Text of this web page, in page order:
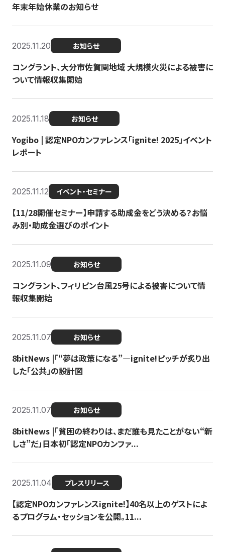
年末年始休業のお知らせ
2025.11.20 お知らせ
コングラント、大分市佐賀関地域 大規模火災による被害に
ついて情報収集開始
2025.11.18 お知らせ
Yogibo | 認定NPOカンファレンス「ignite! 2025」イベント
レポート
2025.11.12 イベント・セミナー
【11/28開催セミナー】申請する助成金をどう決める？お悩
み別・助成金選びのポイント
2025.11.09 お知らせ
コングラント、フィリピン台風25号による被害について情
報収集開始
2025.11.07 お知らせ
8bitNews |「“夢は政策になる”—ignite!ピッチが炙り出
した「公共」の設計図
2025.11.07 お知らせ
8bitNews |「貧困の終わりは、まだ誰も見たことがない“新
しさ”だ」日本初「認定NPOカンファ...
2025.11.04 プレスリリース
【認定NPOカンファレンスignite!】40名以上のゲストによ
るプログラム・セッションを公開。11...